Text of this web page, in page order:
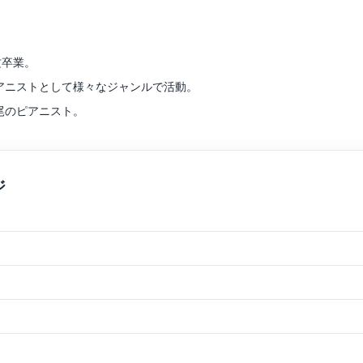
業。
ストとして様々なジャンルで活動。
ピアニスト。